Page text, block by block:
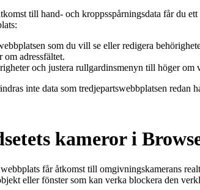
till hand- och kroppsspårningsdata får du
som du vill se eller redigera
adressfältet.
och justera rullgardinsmenyn till höger om
inte data som tredjepartswebbplatsen redan
kameror i
får åtkomst till omgivningskamerans
eller fönster som kan verka blockera den